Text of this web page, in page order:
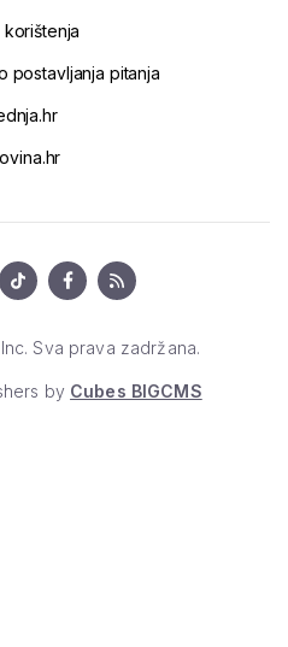
korištenja
postavljanja pitanja
Sva prava zadržana.
by Cubes BIGCMS